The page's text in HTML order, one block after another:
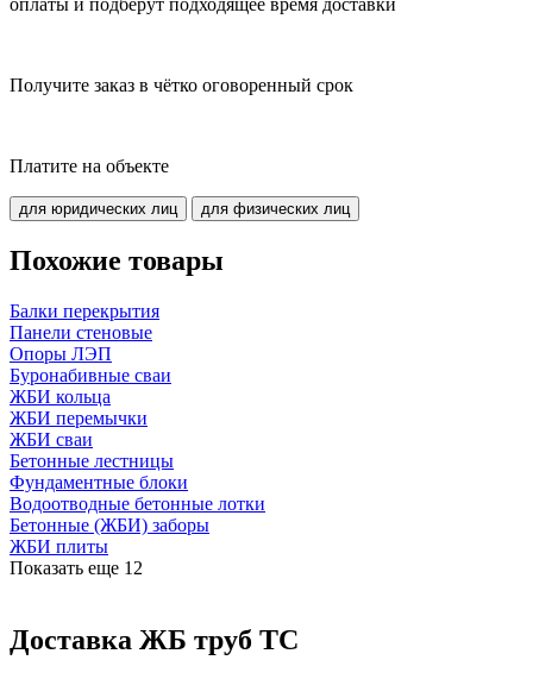
оплаты и подберут подходящее время доставки
Получите заказ в чётко оговоренный срок
Платите на объекте
для юридических лиц для физических лиц
Похожие товары
Балки перекрытия
Панели стеновые
Опоры ЛЭП
Буронабивные сваи
ЖБИ кольца
ЖБИ перемычки
ЖБИ сваи
Бетонные лестницы
Фундаментные блоки
Водоотводные бетонные лотки
Бетонные (ЖБИ) заборы
ЖБИ плиты
Показать еще 12
Доставка ЖБ труб ТС